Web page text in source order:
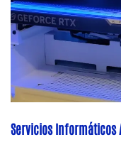
Servicios Informáticos